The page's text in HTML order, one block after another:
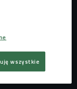
zwierzę futerkowe
się Dama z
wszystkie